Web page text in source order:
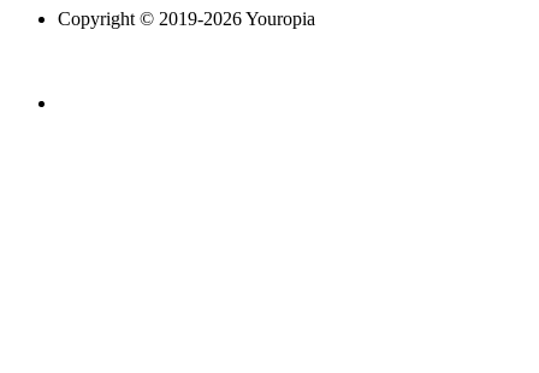
Copyright © 2019-2026 Youropia